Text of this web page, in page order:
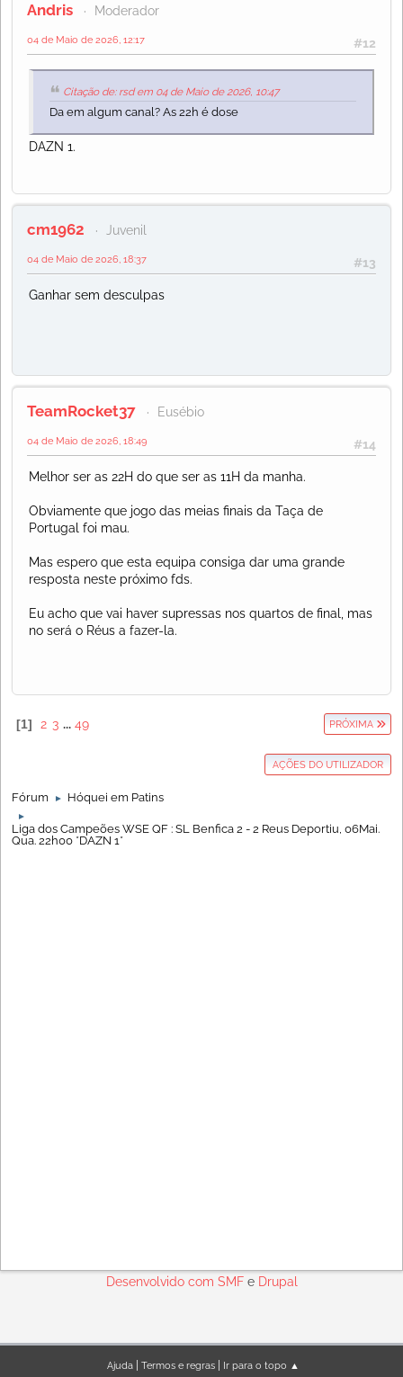
Andris Moderador
#12
04 de Maio de 2026, 12:17
Citação de: rsd em 04 de Maio de 2026, 10:47
Da em algum canal? As 22h é dose
DAZN 1.
cm1962 Juvenil
#13
04 de Maio de 2026, 18:37
Ganhar sem desculpas
TeamRocket37 Eusébio
#14
04 de Maio de 2026, 18:49
Melhor ser as 22H do que ser as 11H da manha.
Obviamente que jogo das meias finais da Taça de
Portugal foi mau.
Mas espero que esta equipa consiga dar uma grande
resposta neste próximo fds.
Eu acho que vai haver supressas nos quartos de final, mas
no será o Réus a fazer-la.
1 2 3 ... 49 PRÓXIMA
AÇÕES DO UTILIZADOR
Fórum ► Hóquei em Patins
►
Liga dos Campeões WSE QF : SL Benfica 2 - 2 Reus Deportiu, 06Mai.
Qua. 22h00 *DAZN 1*
Desenvolvido com SMFe Drupal
Ajuda| Termos e regras| Ir para o topo ▲